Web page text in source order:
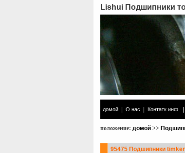
Lishui Подшипники
домой О нас Контатк.инф.
положение: домой >>
95475 Подшипники